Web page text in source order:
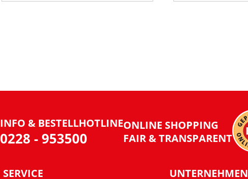
INFO & BESTELLHOTLINE
0228 - 953500
ONLINE SHOPPING
FAIR & TRANSPARENT
SERVICE UNTERNEHMEN